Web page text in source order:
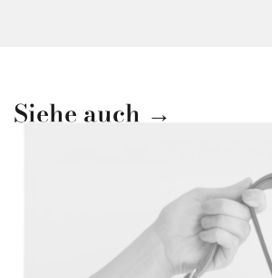
Siehe auch →